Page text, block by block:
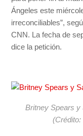
Ángeles este
irreconciliables”,
CNN. La fecha de
dice la petición.
Britney Spears y